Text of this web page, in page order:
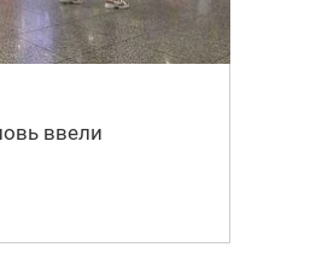
ввели